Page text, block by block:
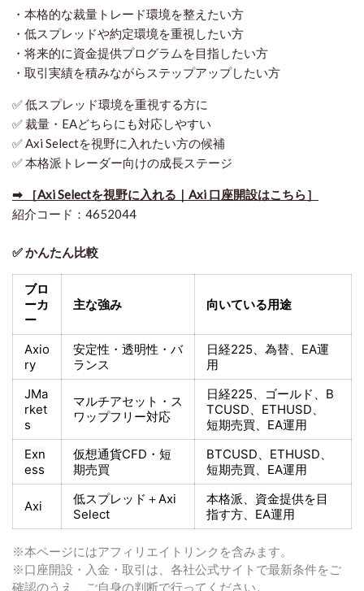
・本格的な裁量トレード環境を整えたい方
・低スプレッドや約定環境を重視したい方
・将来的に資金提供プログラムを目指したい方
・取引実績を積みながらステップアップしたい方
✅ 低スプレッド環境を重視する方に
✅ 裁量・EAどちらにも対応しやすい
✅ Axi Selectを視野に入れたい方の候補
✅ 本格派トレーダー向けの成長ステージ
➡ ［Axi Selectを視野に入れる｜Axi 口座開設はこちら］
紹介コード：4652044
✅ かんたん比較
ブロ
ーカ
ー
主な強み 向いている用途
Axio
ry
安定性・透明性・バ
ランス
日経225、為替、EA運
用
JMa
rket
s
マルチアセット・ス
ワップフリー対応
日経225、ゴールド、 B
TCUSD、ETHUSD、
短期売買、EA運用
Exn
ess
仮想通貨CFD・短
期売買
BTCUSD、ETHUSD、
短期売買、EA運用
Axi 低スプレッド＋Axi
Select
本格派、資金提供を目
指す方、EA運用
※本ページにはアフィリエイトリンクを含みます。
※口座開設・入金・取引は、各社公式サイトで最新条件をご
確認のうえ、ご自身の判断で行ってください。